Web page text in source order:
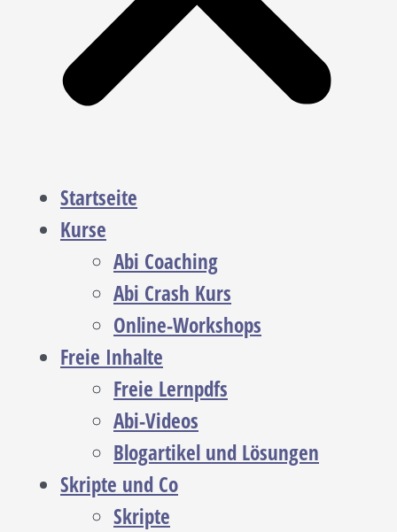
Startseite
Kurse
Abi Coaching
Abi Crash Kurs
Online-Workshops
Freie Inhalte
Freie Lernpdfs
Abi-Videos
Blogartikel und Lösungen
Skripte und Co
Skripte